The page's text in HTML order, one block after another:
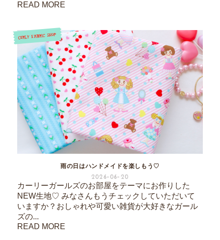
READ MORE
雨の日はハンドメイドを楽しもう♡
2026-06-20
カーリーガールズのお部屋をテーマにお作りした
NEW生地♡ みなさんもうチェックしていただいて
いますか？おしゃれや可愛い雑貨が大好きなガール
ズの...
READ MORE